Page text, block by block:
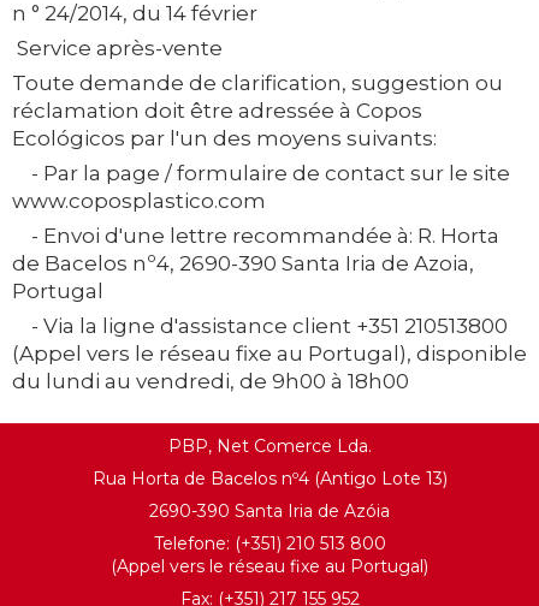
n ° 24/2014, du 14 février
Service après-vente
Toute demande de clarification, suggestion ou
réclamation doit être adressée à Copos
Ecológicos par l'un des moyens suivants:
- Par la page / formulaire de contact sur le site
www.coposplastico.com
- Envoi d'une lettre recommandée à: R. Horta
de Bacelos nº4, 2690-390 Santa Iria de Azoia,
Portugal
- Via la ligne d'assistance client +351 210513800
(Appel vers le réseau fixe au Portugal), disponible
du lundi au vendredi, de 9h00 à 18h00
PBP, Net Comerce Lda.
Rua Horta de Bacelos nº4 (Antigo Lote 13)
2690-390 Santa Iria de Azóia
Telefone: (+351) 210 513 800
(Appel vers le réseau fixe au Portugal)
Fax: (+351) 217 155 952